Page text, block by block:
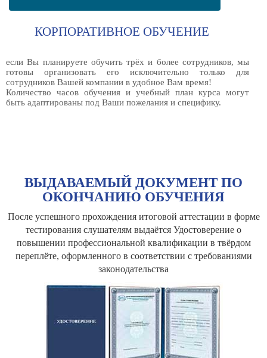
КОРПОРАТИВНОЕ ОБУЧЕНИЕ
если Вы планируете обучить трёх и более сотрудников, мы
готовы организовать его исключительно только для
сотрудников Вашей компании в удобное Вам время!
Количество часов обучения и учебный план курса могут
быть адаптированы под Ваши пожелания и специфику.
ВЫДАВАЕМЫЙ ДОКУМЕНТ ПО
ОКОНЧАНИЮ ОБУЧЕНИЯ
После успешного прохождения итоговой аттестации в форме
тестирования слушателям выдаётся Удостоверение о
повышении профессиональной квалификации в твёрдом
переплёте, оформленного в соответствии с требованиями
законодательства